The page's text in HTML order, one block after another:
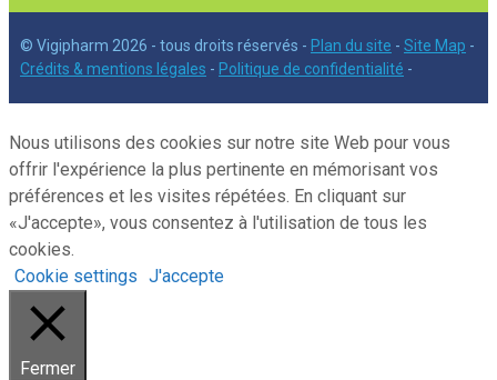
© Vigipharm 2026 - tous droits réservés - Plan du site - Site Map -
Crédits & mentions légales - Politique de confidentialité -
Nous utilisons des cookies sur notre site Web pour vous
offrir l'expérience la plus pertinente en mémorisant vos
préférences et les visites répétées. En cliquant sur
«J'accepte», vous consentez à l'utilisation de tous les
cookies.
Cookie settings J'accepte
Fermer